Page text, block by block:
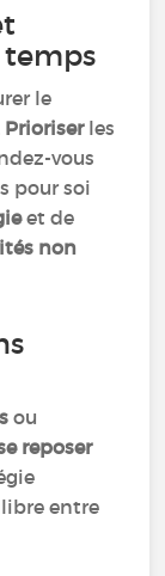
le
Prioriser les
vous
pour soi
et de
non
ou
reposer
entre